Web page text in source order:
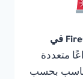
تركيب انذار حريق FireClass في
متعددة
بحسب